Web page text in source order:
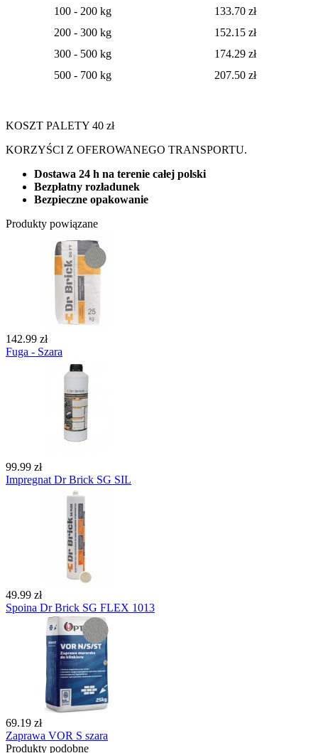
100 - 200 kg
133.70 zł
200 - 300 kg
152.15 zł
300 - 500 kg
174.29 zł
500 - 700 kg
207.50 zł
KOSZT PALETY 40 zł
KORZYŚCI Z OFEROWANEGO TRANSPORTU.
Dostawa 24 h na terenie całej polski
Bezpłatny rozładunek
Bezpieczne opakowanie
Produkty powiązane
142.99 zł
Fuga - Szara
99.99 zł
Impregnat Dr Brick SG SIL
49.99 zł
Spoina Dr Brick SG FLEX 1013
69.19 zł
Zaprawa VOR S szara
Produkty podobne